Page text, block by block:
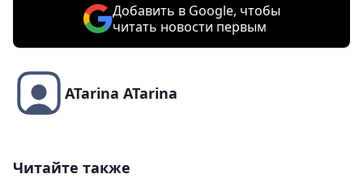
Добавить в Google, чтобы
читать новости первым
ATarina ATarina
Читайте также